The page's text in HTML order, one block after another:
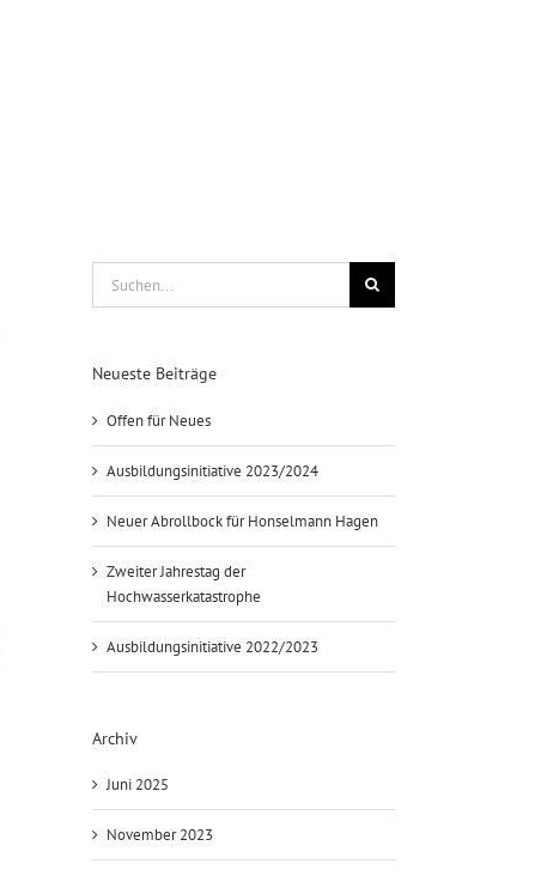
Neueste Beiträge
Offen für Neues
Ausbildungsinitiative 2023/2024
Neuer Abrollbock für Honselmann Hagen
Zweiter Jahrestag der
Hochwasserkatastrophe
Ausbildungsinitiative 2022/2023
Archiv
Juni 2025
November 2023